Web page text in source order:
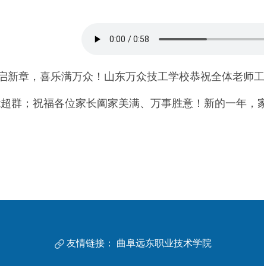
章，喜乐满万众！山东万众技工学校恭祝全体老师
群；祝福各位家长阖家美满、万事胜意！新的一年，
友情链接： 曲阜远东职业技术学院